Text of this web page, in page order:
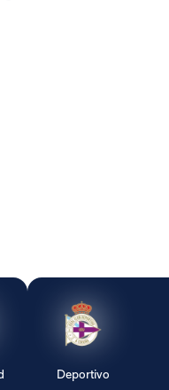
Deportivo